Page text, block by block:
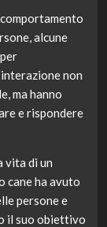
alcune
non
ma hanno
e rispondere
vita di un
cane ha avuto
persone e
il suo obiettivo